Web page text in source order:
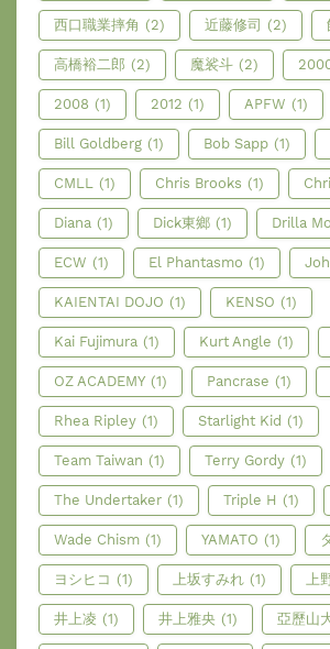
西口職業摔角 (2) 近藤修司 (2)
高橋裕二郎 (2) 魔裟斗 (2)
2008 (1) 2012 (1) APFW (1)
Bill Goldberg (1) Bob Sapp (1)
CMLL (1) Chris Brooks (1)
Diana (1) Dick東鄉 (1) Drilla
ECW (1) El Phantasmo (1)
KAIENTAI DOJO (1) KENSO (1)
Kai Fujimura (1) Kurt Angle (1)
OZ ACADEMY (1) Pancrase (1)
Rhea Ripley (1) Starlight Kid (1)
Team Taiwan (1) Terry Gordy (1)
The Undertaker (1) Triple H (1)
Wade Chism (1) YAMATO (1)
ヨシヒコ (1) 上坂すみれ (1) 上
井上凌 (1) 井上雅央 (1) 亞歷山